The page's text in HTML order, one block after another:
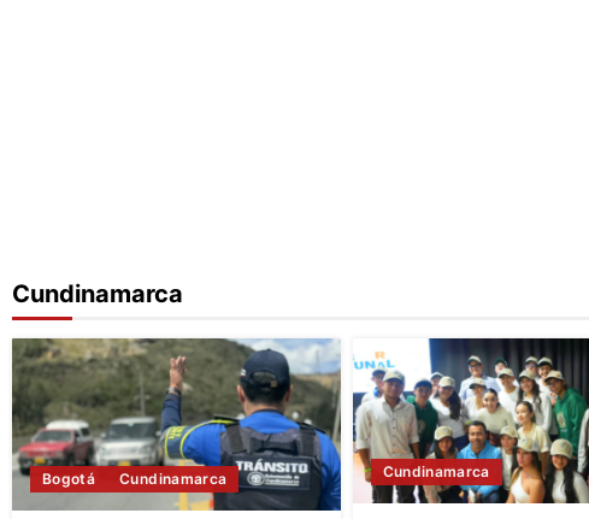
Cundinamarca
Bogotá Cundinamarca Cundinamarca